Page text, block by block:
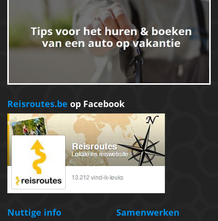
Reisroutes.be op Facebook
Nuttige info Samenwerken